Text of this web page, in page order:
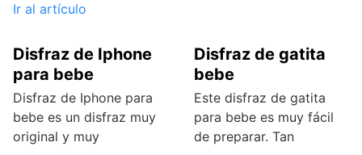
Ir al artículo
Disfraz de Iphone
para bebe
Disfraz de Iphone para
bebe es un disfraz muy
original y muy
Disfraz de gatita
bebe
Este disfraz de gatita
para bebe es muy fácil
de preparar. Tan